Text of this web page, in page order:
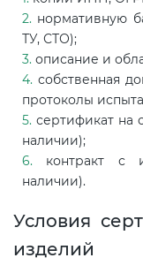
нормативную
ТУ, СТО);
описание и
собственная
протоколы
сертификат на
наличии);
контракт с
наличии).
Условия
изделий